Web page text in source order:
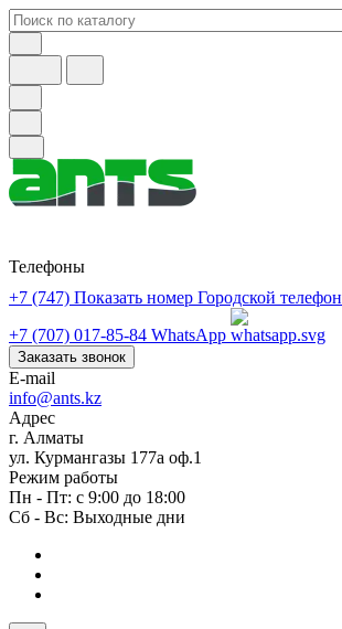
Телефоны
+7 (747) Показать номер Городской телефон
+7 (707) 017-85-84 WhatsApp
Заказать звонок
E-mail
info@ants.kz
Адрес
г. Алматы
ул. Курмангазы 177а оф.1
Режим работы
Пн - Пт: с 9:00 до 18:00
Сб - Вс: Выходные дни